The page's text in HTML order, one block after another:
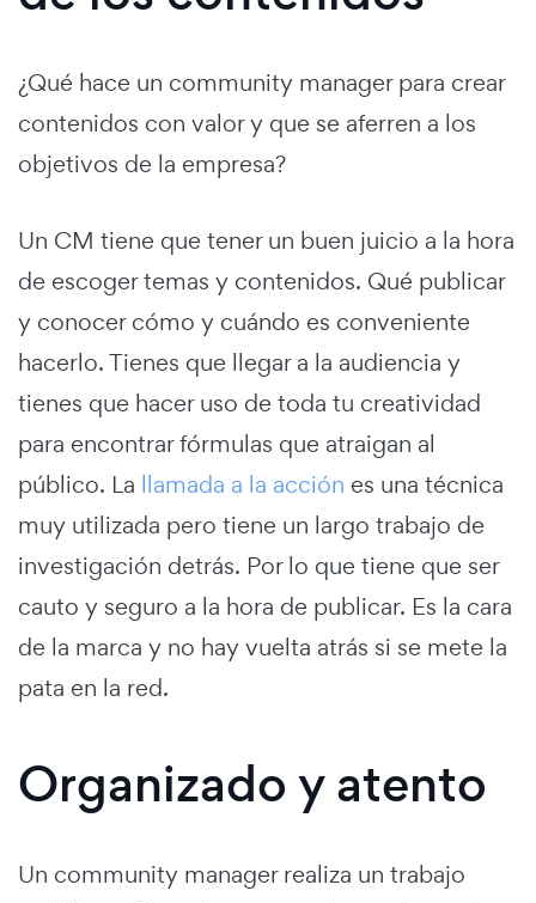
¿Qué hace un community manager para crear
contenidos con valor y que se aferren a los
objetivos de la empresa?
Un CM tiene que tener un buen juicio a la hora
de escoger temas y contenidos. Qué publicar
y conocer cómo y cuándo es conveniente
hacerlo. Tienes que llegar a la audiencia y
tienes que hacer uso de toda tu creatividad
para encontrar fórmulas que atraigan al
público. La llamada a la acción es una técnica
muy utilizada pero tiene un largo trabajo de
investigación detrás. Por lo que tiene que ser
cauto y seguro a la hora de publicar. Es la cara
de la marca y no hay vuelta atrás si se mete la
pata en la red.
Organizado y atento
Un community manager realiza un trabajo